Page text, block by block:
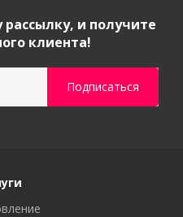
и получите
клиента!